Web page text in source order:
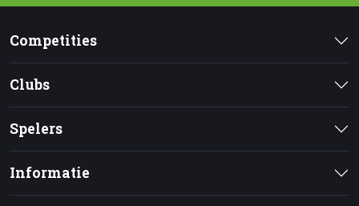
Competities
Clubs
Spelers
Informatie